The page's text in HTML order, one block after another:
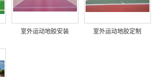
室外运动地胶安装 室外运动地胶定制